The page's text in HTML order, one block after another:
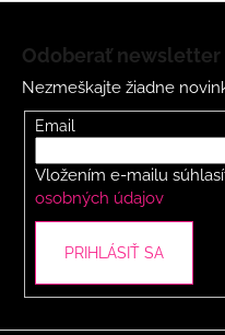
Odoberať newsletter
Nezmeškajte žiadne
Email
Vložením e-mailu
osobných údajov
PRIHLÁSIŤ SA